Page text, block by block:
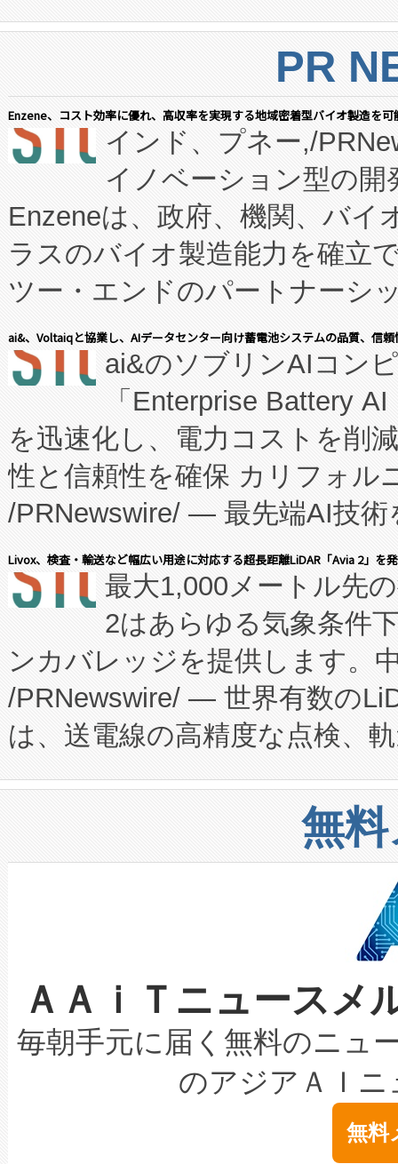
PR
Enzene、コスト効率に優れ、高収率を実現する地域密着型バイオ製造を
インド、プネー,/
イノベーション型の
Enzeneは、政府、機関、バイ
ラスのバイオ製造能力を確立
ツー・エンドのパートナーシ
表しました。 同社の実績ある
manufacturing™ (FCCM™) プ
たNeXは、バイオ医薬品製造
従来のフェッドバッチ施設の
に、患者やサプライチェーン
キー方式で拡張性が高く、持
す。FCCM‑を活用した現地生
患者にとっての費用負担を大
のアクセスを大幅に拡大する
Fully-Connected Continuous
プログラムには、施設設計・
に関する技術移転および知的
構造化トレーニングカリキュ
上げおよび商用化段階におけ
設備整備および立ち上げ調整
加組織は、Enzeneのバイオ
選定された製品について、自
取得できる可能性もあります
設には、3億～4億ドルかか
最高経営責任者（CEO）であ
す。「当社のfully-connected
ームを利用すれば、6,000万
きます。この効率性は、フェ
ai&、Voltaiqと協業し、AIデータセンター向け蓄電池システムの品質、信
ai&のソブリンAIコン
「Enterprise Battery
を迅速化し、電力コストを削
性と信頼性を確保 カリフォル
/PRNewswire/ — 最先端AI技術
会社エーアイ・アンド：本社
President原信平）と、エンタ
ードするVoltaiqは、日本にあ
ーエネルギー貯蔵システム（
た。 Voltaiq独自のAI搭載プラ
定、統合、導入、運用に至る
安全性を追跡し、確保する事
増加しているデータセンター
る電力網に大きな負担をかけ
事業者の負担軽減という課題
系統連系を迅速にし、ピーク
限を超えて利用可能な電力容
持できるよう貢献します。こ
ービスレベル契約（SLA）違
テリー性能の劣化によるダウ
念は、現在データセンターが
ます。 Voltaiq provides a
Livox、検査・輸送など幅広い用途に対応する超長距離LiDAR「Avia 2」を
最大1,000メートル先
2はあらゆる気象条件
ンカバレッジを提供します。
/PRNewswire/ — 世界有数の
は、送電線の高精度な点検、
や穀物倉庫におけるバルク材
リューション「Avia 2」を発
したAvia 2は、1,000メート
狭視野のFOVを切り替えるこ
ケーブル、枝などの細かな対
なレーザースポットにより、
な環境下でも豊かなディテー
キロメートル範囲を検出
LiDAR for Inspections,
は1535 nmレーザーを搭載。
イズの小径化を実現すること
無
ＡＡｉＴニュース
毎朝手元に届く無料のニュ
のアジアＡＩ
無料